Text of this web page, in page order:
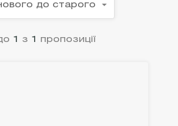
1 з 1 пропозиції
до старого